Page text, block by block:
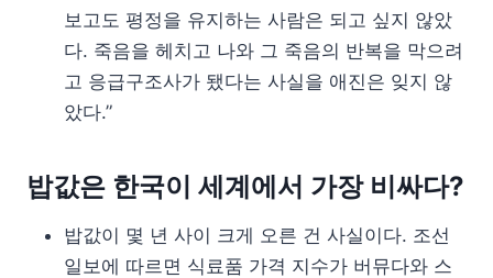
보고도 평정을 유지하는 사람은 되고 싶지 않았
다. 죽음을 헤치고 나와 그 죽음의 반복을 막으려
고 응급구조사가 됐다는 사실을 애진은 잊지 않
았다.”
밥값은 한국이 세계에서 가장 비싸다?
밥값이 몇 년 사이 크게 오른 건 사실이다. 조선
일보에 따르면 식료품 가격 지수가 버뮤다와 스